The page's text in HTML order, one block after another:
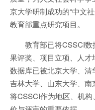
京大学研制成功的“中文
教育部重点研究项目。
教育部已将CSSCI
果评奖、项目立项、人
数据库已被北京大学、清
吉林大学、山东大学、
将CSSCI作为地区、机